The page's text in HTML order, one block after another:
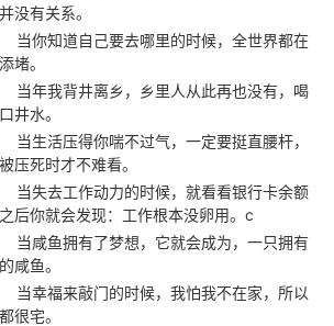
没有关系。
当你知道自己要去哪里的时候，全世界都在
堵。
当年我背井离乡，乡里人从此再也没有，喝
井水。
当生活压得你喘不过气，一定要挺直腰杆，
压死时才不难看。
当失去工作动力的时候，就看看银行卡余额
后你就会发现：工作根本没卵用。c
当咸鱼拥有了梦想，它就会成为，一只拥有
咸鱼。
当幸福来敲门的时候，我怕我不在家，所以
很宅。